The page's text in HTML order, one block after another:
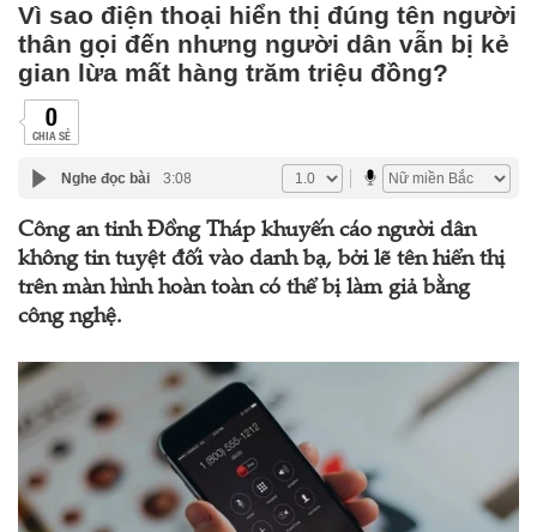
Vì sao điện thoại hiển thị đúng tên người
thân gọi đến nhưng người dân vẫn bị kẻ
gian lừa mất hàng trăm triệu đồng?
0
CHIA SẺ
Nghe đọc bài 3:08
Công an tỉnh Đồng Tháp khuyến cáo người dân
không tin tuyệt đối vào danh bạ, bởi lẽ tên hiển thị
trên màn hình hoàn toàn có thể bị làm giả bằng
công nghệ.